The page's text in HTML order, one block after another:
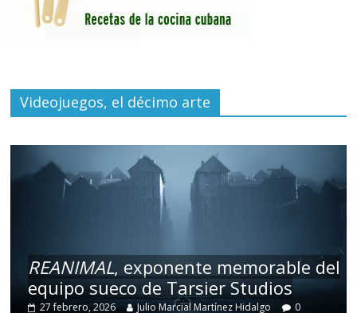
Videojuegos, el décimo arte
REANIMAL, exponente memorable del
equipo sueco de Tarsier Studios
27 febrero, 2026 Julio Marcial Martínez Hidalgo 0